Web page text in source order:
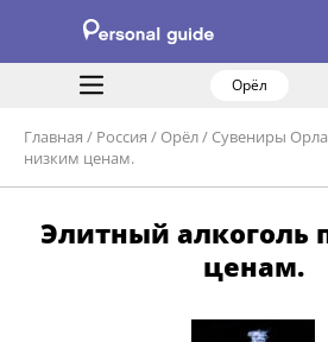
Орёл
Главная / Россия / Орёл/ Сувениры Орла
низким ценам.
Элитный алкоголь
ценам.